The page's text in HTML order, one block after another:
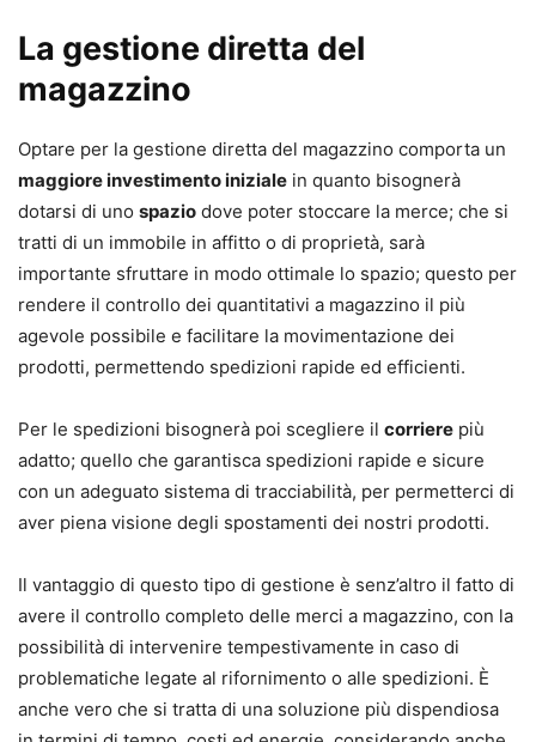
La gestione diretta del
magazzino
Optare per la gestione diretta del magazzino comporta un
maggiore investimento iniziale in quanto bisognerà
dotarsi di uno spazio dove poter stoccare la merce; che si
tratti di un immobile in affitto o di proprietà, sarà
importante sfruttare in modo ottimale lo spazio; questo per
rendere il controllo dei quantitativi a magazzino il più
agevole possibile e facilitare la movimentazione dei
prodotti, permettendo spedizioni rapide ed efficienti.
Per le spedizioni bisognerà poi scegliere il corriere più
adatto; quello che garantisca spedizioni rapide e sicure
con un adeguato sistema di tracciabilità, per permetterci di
aver piena visione degli spostamenti dei nostri prodotti.
Il vantaggio di questo tipo di gestione è senz’altro il fatto di
avere il controllo completo delle merci a magazzino, con la
possibilità di intervenire tempestivamente in caso di
problematiche legate al rifornimento o alle spedizioni. È
anche vero che si tratta di una soluzione più dispendiosa